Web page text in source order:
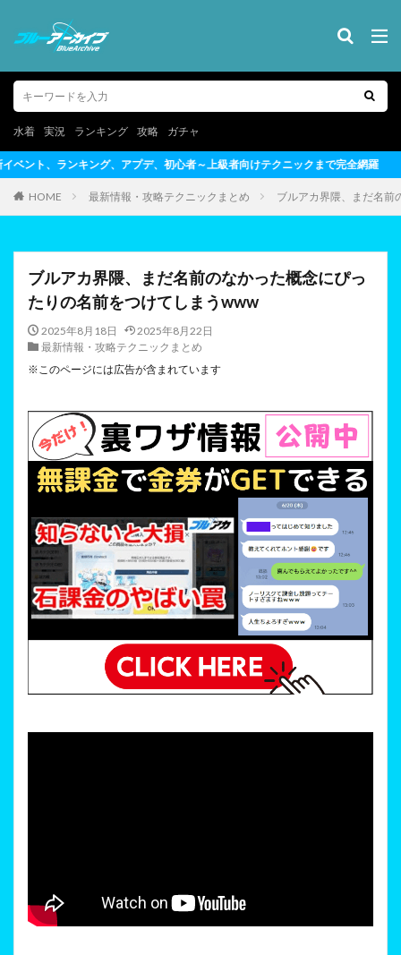
水着 実況 ランキング 攻略 ガチャ
上級者向けテクニックまで完全網羅
HOME 最新情報・攻略テクニックまとめ ブルアカ界隈、まだ名前
ブルアカ界隈、まだ名前のなかった概念にぴっ
たりの名前をつけてしまうwww
2025年8月18日
2025年8月22日
最新情報・攻略テクニックまとめ
※このページには広告が含まれています